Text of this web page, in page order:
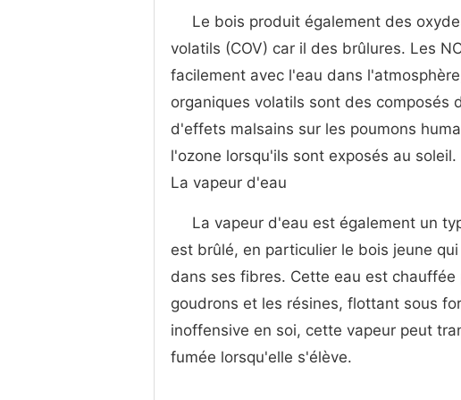
Le bois produit également des
volatils (COV) car il des brûlures. Les
facilement avec l'eau dans
organiques volatils sont des composés
d'effets malsains sur les poumons
l'ozone lorsqu'ils sont exposés au soleil.
La vapeur d'eau
La vapeur d'eau est également un
est brûlé, en particulier le bois jeune
dans ses fibres. Cette eau est
goudrons et les résines, flottant sous
inoffensive en soi, cette vapeur peut
fumée lorsqu'elle s'élève.